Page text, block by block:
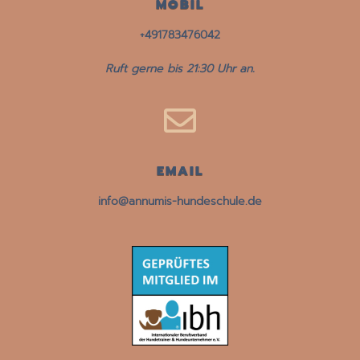
MOBIL
+491783476042
Ruft gerne bis 21:30 Uhr an.

EMAIL
info@annumis-hundeschule.de